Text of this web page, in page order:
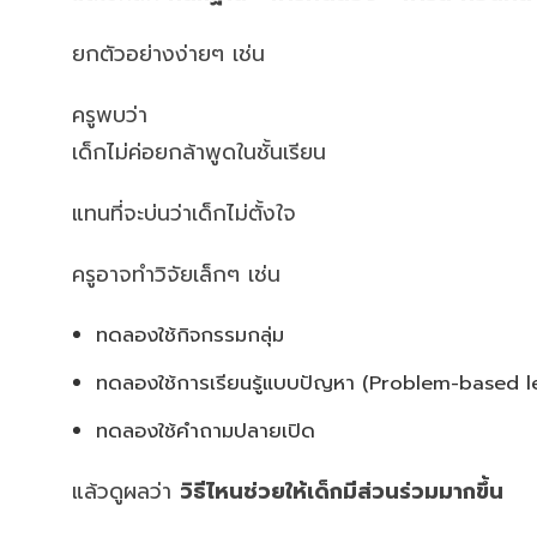
ยกตัวอย่างง่ายๆ เช่น
ครูพบว่า
เด็กไม่ค่อยกล้าพูดในชั้นเรียน
แทนที่จะบ่นว่าเด็กไม่ตั้งใจ
ครูอาจทำวิจัยเล็กๆ เช่น
ทดลองใช้กิจกรรมกลุ่ม
ทดลองใช้การเรียนรู้แบบปัญหา (Problem-based
ทดลองใช้คำถามปลายเปิด
แล้วดูผลว่า วิธีไหนช่วยให้เด็กมีส่วนร่วมมากขึ้น